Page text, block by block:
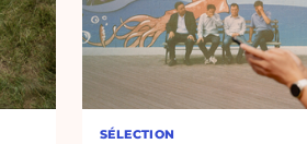
SÉLECTION